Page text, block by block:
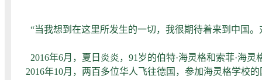
“当我想到在这里所发生的一切，我很期待着来到中国
2016年6月，夏日炎炎，91岁的伯特·海灵格和索菲·海
2016年10月，两百多位华人飞往德国，参加海灵格学校